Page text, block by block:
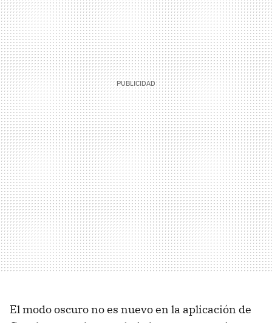
El modo oscuro no es nuevo en la aplicación de